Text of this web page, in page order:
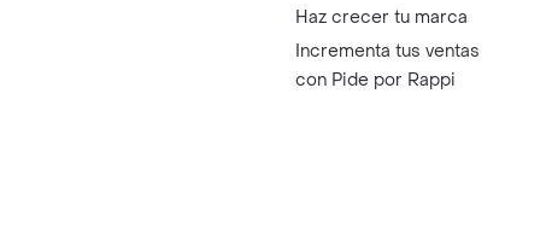
Haz crecer tu marca
Incrementa tus ventas
con Pide por Rappi